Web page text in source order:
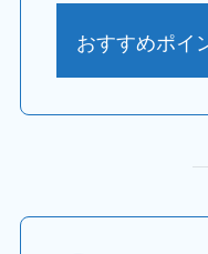
おすすめポイ